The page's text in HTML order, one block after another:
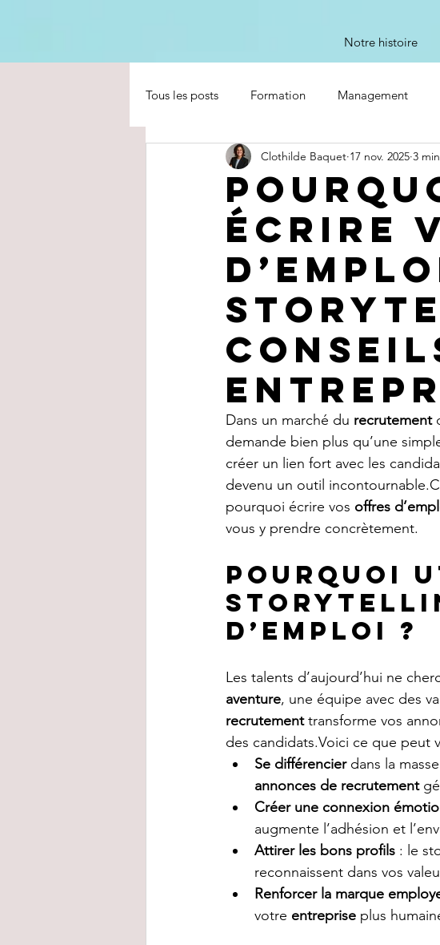
Notre histoire
Tous les posts Formation Management
écrire
Clothilde Baquet 17 nov. 2025 3
Dans un marché du recrutement
demande bien plus qu’une
créer un lien fort avec les
devenu un outil
pourquoi écrire vos offres
vous y prendre concrètement.
Pourquoi
d’emploi ?
Les talents d’aujourd’hui ne
aventure, une équipe avec des
recrutement transforme vos
des candidats.Voici ce que peut
Se différencier dans la
annonces de recrutement
Créer une connexion
augmente l’adhésion et
Attirer les bons profils : le
reconnaissent dans vos
Renforcer la marque
votre entreprise plus